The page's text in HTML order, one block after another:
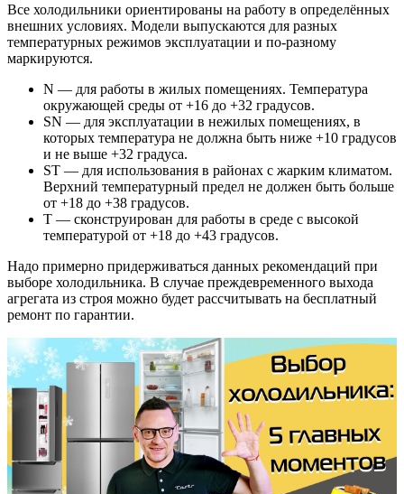
Все холодильники ориентированы на работу в определённых
внешних условиях. Модели выпускаются для разных
температурных режимов эксплуатации и по-разному
маркируются.
N — для работы в жилых помещениях. Температура
окружающей среды от +16 до +32 градусов.
SN — для эксплуатации в нежилых помещениях, в
которых температура не должна быть ниже +10 градусов
и не выше +32 градуса.
ST — для использования в районах с жарким климатом.
Верхний температурный предел не должен быть больше
от +18 до +38 градусов.
T — сконструирован для работы в среде с высокой
температурой от +18 до +43 градусов.
Надо примерно придерживаться данных рекомендаций при
выборе холодильника. В случае преждевременного выхода
агрегата из строя можно будет рассчитывать на бесплатный
ремонт по гарантии.